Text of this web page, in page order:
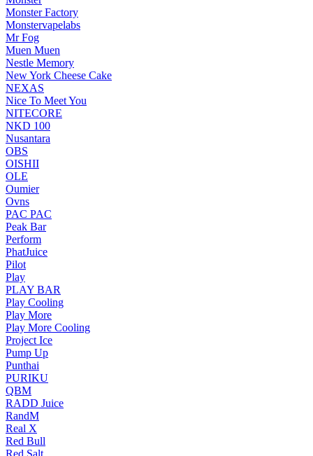
Monster Factory
Monstervapelabs
Mr Fog
Muen Muen
Nestle Memory
New York Cheese Cake
NEXAS
Nice To Meet You
NITECORE
NKD 100
Nusantara
OBS
OISHII
OLE
Oumier
Ovns
PAC PAC
Peak Bar
Perform
PhatJuice
Pilot
Play
PLAY BAR
Play Cooling
Play More
Play More Cooling
Project Ice
Pump Up
Punthai
PURIKU
QBM
RADD Juice
RandM
Real X
Red Bull